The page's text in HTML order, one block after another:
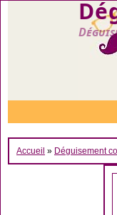
Accueil » Déguisement